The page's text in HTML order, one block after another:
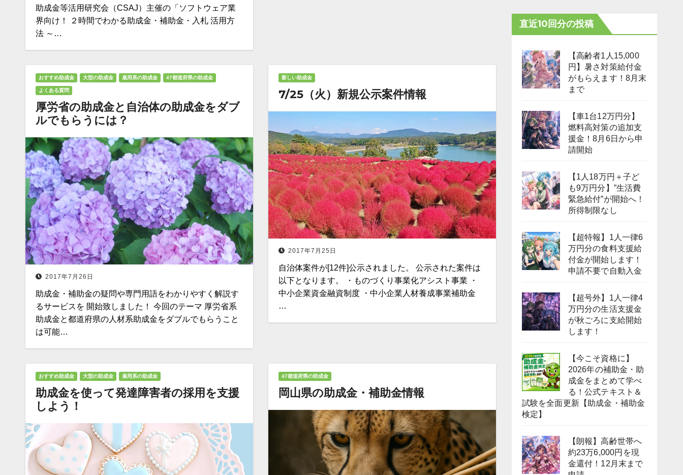
助成金等活用研究会（CSAJ）主催の「ソフトウェア業
界向け！ ２時間でわかる助成金・補助金・入札 活用方
法 ～…
おすすめ助成金 大型の助成金 雇用系の助成金 47都道府県の助成金
よくある質問
厚労省の助成金と自治体の助成金をダブ
ルでもらうには？
2017年7月26日
助成金・補助金の疑問や専門用語をわかりやすく解説す
るサービスを 開始致しました！ 今回のテーマ 厚労省系
助成金と都道府県の人材系助成金をダブルでもらうこと
は可能…
新しい助成金
7/25（火）新規公示案件情報
2017年7月25日
自治体案件が[12件]公示されました。 公示された案件は
以下となります。 ・ものづくり事業化アシスト事業 ・
中小企業資金融資制度 ・中小企業人材養成事業補助金
…
おすすめ助成金 大型の助成金 雇用系の助成金
助成金を使って発達障害者の採用を支援
しよう！
47都道府県の助成金
岡山県の助成金・補助金情報
直近10回分の投稿
【高齢者1人15,000
円】暑さ対策給付金
がもらえます！8月末
まで
【車1台12万円分】
燃料高対策の追加支
援金！8月6日から申
請開始
【1人18万円＋子ど
も9万円分】”生活費
緊急給付”が開始へ！
所得制限なし
【超特報】1人一律6
万円分の食料支援給
付金が開始します！
申請不要で自動入金
【超号外】1人一律4
万円分の生活支援金
が秋ごろに支給開始
します！
【今こそ資格に】
2026年の補助金・助
成金をまとめて学べ
る！公式テキスト＆
試験を全面更新【助成金・補助金
検定】
【朗報】高齢世帯へ
約23万6,000円を現
金還付！12月末まで